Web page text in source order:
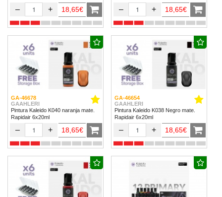
– + 18,65€ – + 18,65€
GA-46678
GAAHLERI
Pintura Kaleido K040 naranja mate.
Rapidair 6x20ml
– + 18,65€
GA-46654
GAAHLERI
Pintura Kaleido K038 Negro mate.
Rapidair 6x20ml
– + 18,65€